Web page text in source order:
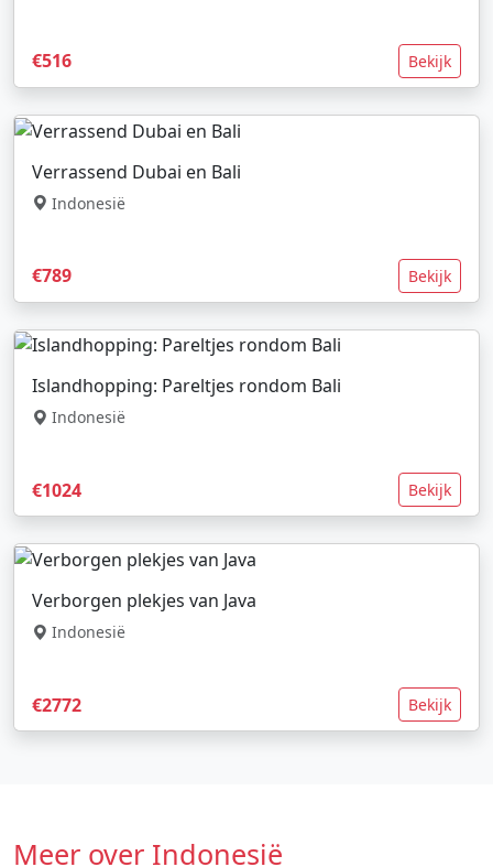
€516 Bekijk
Verrassend Dubai en Bali
Indonesië
€789 Bekijk
Islandhopping: Pareltjes rondom Bali
Indonesië
€1024 Bekijk
Verborgen plekjes van Java
Indonesië
€2772 Bekijk
Meer over Indonesië